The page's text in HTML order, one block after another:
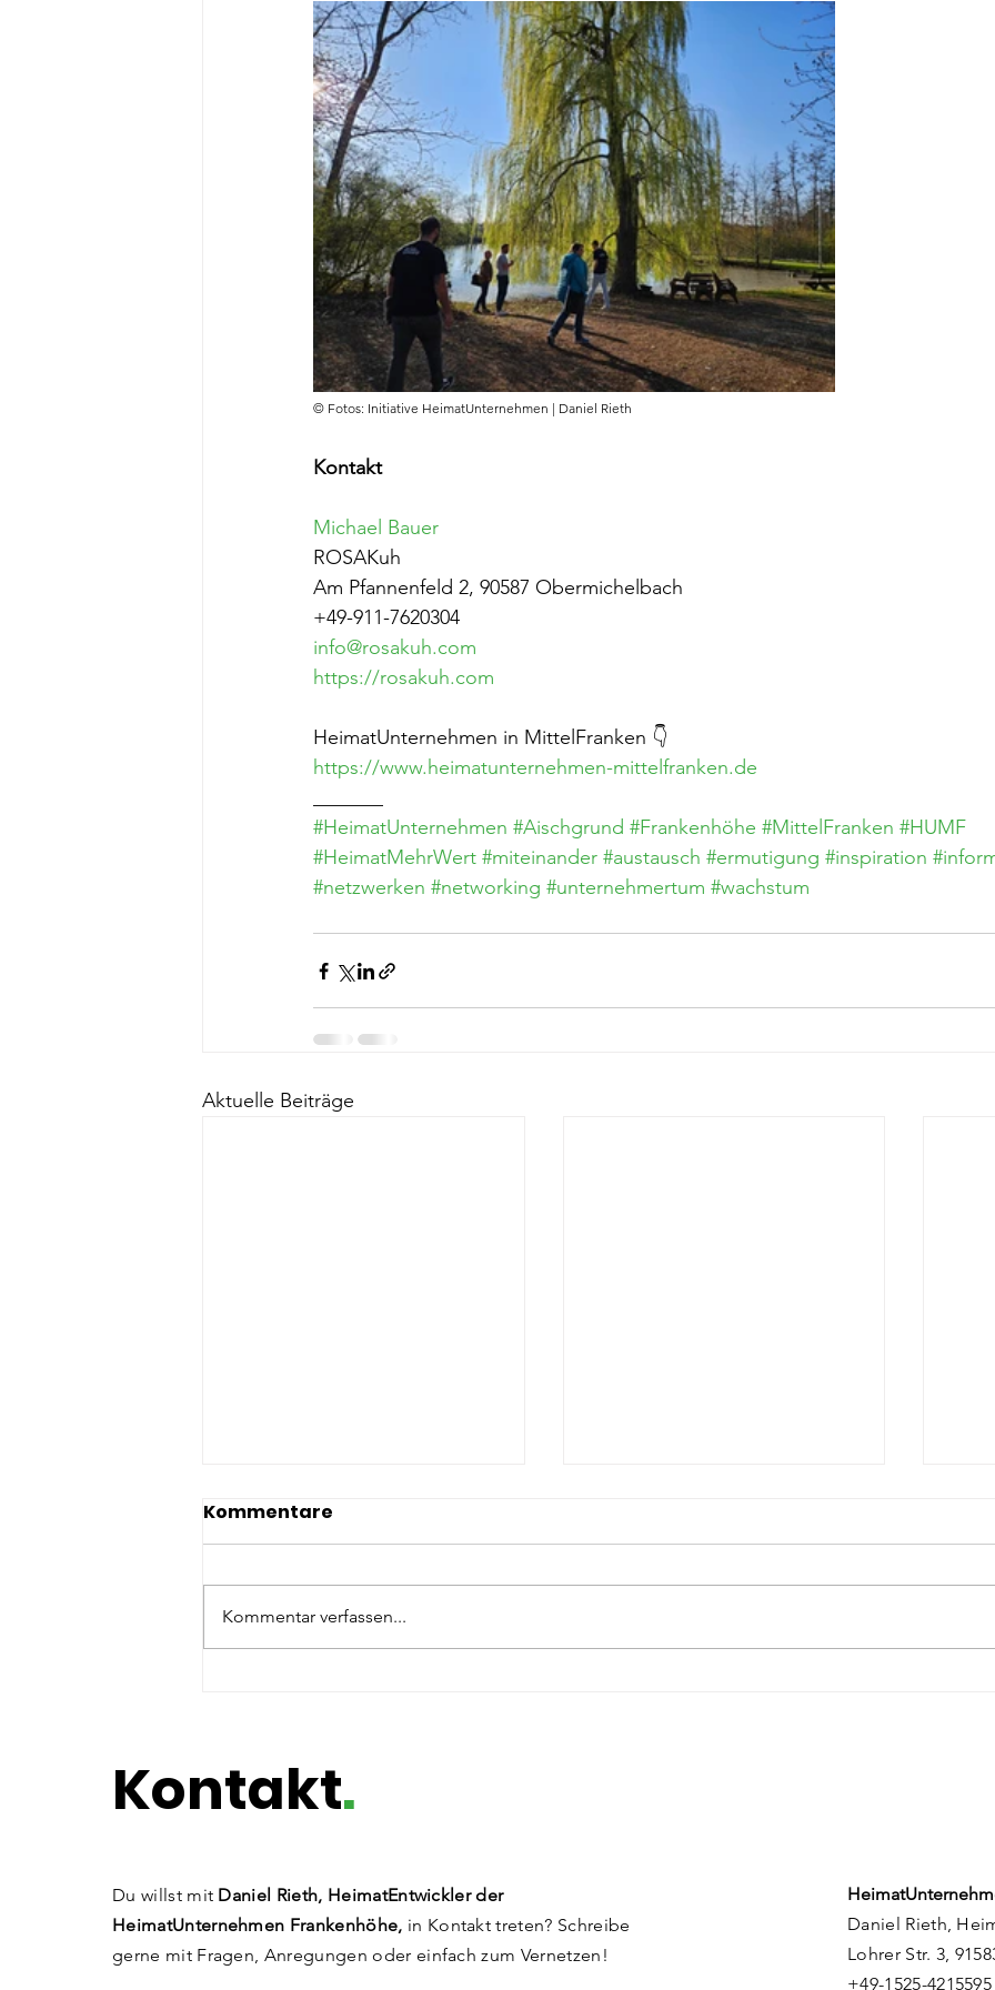
© Fotos: Initiative HeimatUnternehmen | Daniel Rieth
Kontakt
Michael Bauer
ROSAKuh
Am Pfannenfeld 2, 90587 Obermichelbach
+49-911-7620304
info@rosakuh.com
https://rosakuh.com
HeimatUnternehmen in MittelFranken 👇
https://www.heimatunternehmen-mittelfranken.de
#HeimatUnternehmen #Aischgrund #Frankenhöhe #MittelFranken #HUMF
#HeimatMehrWert #miteinander #austausch #ermutigung #inspiration
#netzwerken #networking #unternehmertum #wachstum
Aktuelle Beiträge
Kommentare
Kommentar verfassen...
Kontakt.
Du willst mit Daniel Rieth, HeimatEntwickler der
HeimatUnternehmen Frankenhöhe, in Kontakt treten? Schreibe
gerne mit Fragen, Anregungenoder einfach zum Vernetzen!
Daniel Rieth,
Lohrer Str. 3,
+49-1525-4215595